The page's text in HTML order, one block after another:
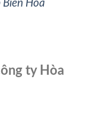
Hòa
ty Hòa